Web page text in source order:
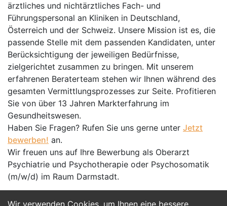
Wir verwenden Cookies, um Ihnen eine bessere
ärztliches und nichtärztliches Fach- und
Führungspersonal an Kliniken in Deutschland,
Österreich und der Schweiz. Unsere Mission ist es, die
passende Stelle mit dem passenden Kandidaten, unter
Berücksichtigung der jeweiligen Bedürfnisse,
zielgerichtet zusammen zu bringen. Mit unserem
erfahrenen Beraterteam stehen wir Ihnen während des
gesamten Vermittlungsprozesses zur Seite. Profitieren
Sie von über 13 Jahren Markterfahrung im
Gesundheitswesen.
Haben Sie Fragen? Rufen Sie uns gerne unter Jetzt
bewerben! an.
Wir freuen uns auf Ihre Bewerbung als Oberarzt
Psychiatrie und Psychotherapie oder Psychosomatik
(m/w/d) im Raum Darmstadt.